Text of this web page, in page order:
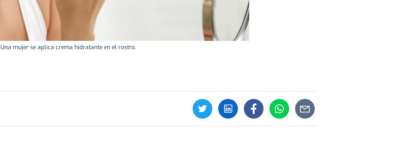
Una mujer se aplica crema hidratante en el rostro.